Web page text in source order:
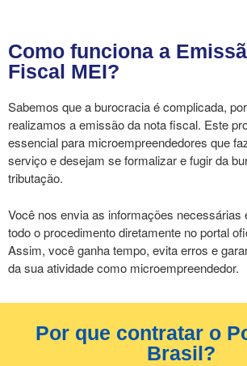
Como funciona a
Fiscal MEI?
Sabemos que a burocracia é complicada,
realizamos a emissão da nota fiscal. Este
essencial para microempreendedores que
serviço e desejam se formalizar e fugir da
tributação.
Você nos envia as informações necessárias
todo o procedimento diretamente no portal
Assim, você ganha tempo, evita erros e
da sua atividade como microempreendedor.
Por que contratar o
Brasil?